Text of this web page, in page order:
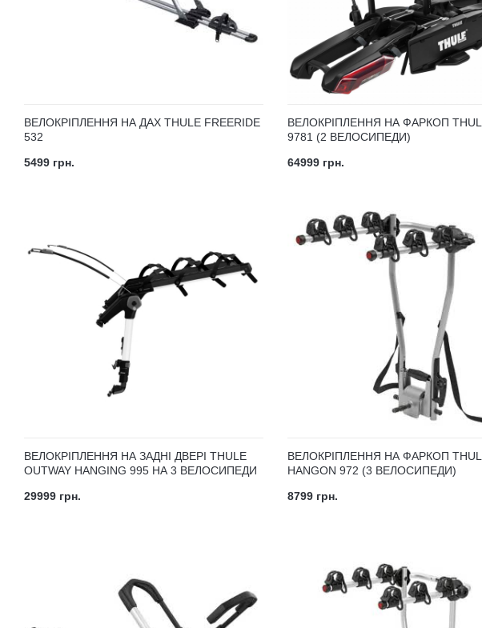
ВЕЛОКРІПЛЕННЯ НА ДАХ THULE FREERIDE
532
5499 грн.
ВЕЛОКРІПЛЕННЯ НА ФАРКОП
9781 (2 ВЕЛОСИПЕДИ)
64999 грн.
ВЕЛОКРІПЛЕННЯ НА ЗАДНІ ДВЕРІ THULE
OUTWAY HANGING 995 НА 3 ВЕЛОСИПЕДИ
29999 грн.
ВЕЛОКРІПЛЕННЯ НА ФАРКОП
HANGON 972 (3 ВЕЛОСИПЕДИ)
8799 грн.